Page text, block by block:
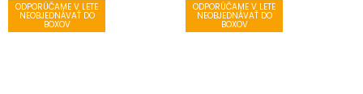
ODPORÚČAME V LETE
NEOBJEDNÁVAŤ DO
BOXOV
ODPORÚČAME V LETE
NEOBJEDNÁVAŤ DO
BOXOV